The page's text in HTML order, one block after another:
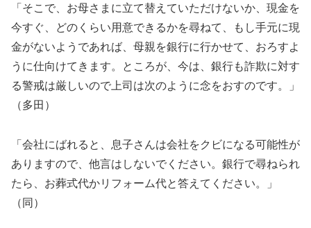
「そこで、お母さまに立て替えていただけないか、現金を
今すぐ、どのくらい用意できるかを尋ねて、もし手元に現
金がないようであれば、母親を銀行に行かせて、おろすよ
うに仕向けてきます。ところが、今は、銀行も詐欺に対す
る警戒は厳しいので上司は次のように念をおすのです。」
（多田）
「会社にばれると、息子さんは会社をクビになる可能性が
ありますので、他言はしないでください。銀行で尋ねられ
たら、お葬式代かリフォーム代と答えてください。」
（同）